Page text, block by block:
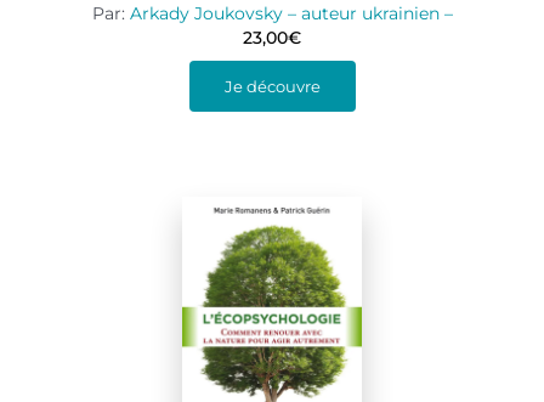
Par: Arkady Joukovsky – auteur ukrainien –
23,00€
Je découvre